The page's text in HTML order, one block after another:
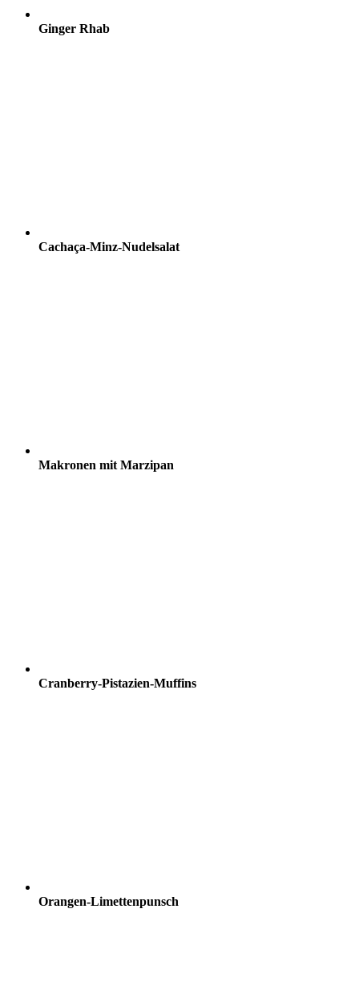
Ginger Rhab
Cachaça-Minz-Nudelsalat
Makronen mit Marzipan
Cranberry-Pistazien-Muffins
Orangen-Limettenpunsch